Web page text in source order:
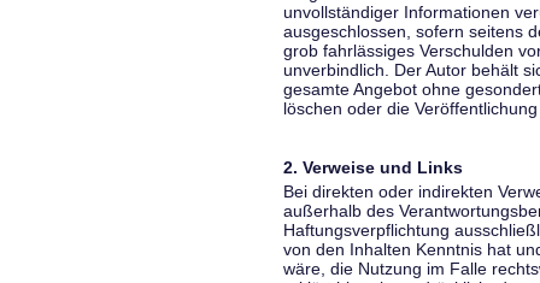
unvollständiger Informationen
ausgeschlossen, sofern seitens
grob fahrlässiges Verschulden
unverbindlich. Der Autor behält
gesamte Angebot ohne
löschen oder die
2. Verweise und Links
Bei direkten oder indirekten
außerhalb des
Haftungsverpflichtung
von den Inhalten Kenntnis hat
wäre, die Nutzung im Falle